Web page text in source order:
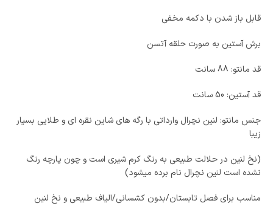
قابل باز شدن با دکمه مخفی
برش آستین به صورت حلقه آتسن
قد مانتو: 88 سانت
قد آستین: 50 سانت
جنس مانتو: لنین نچرال وارداتی با رگه های شاین نقره ای و طلایی بسیار
زیبا
(نخ لنین در حلالت طبیعی به رنگ کرم شیری است و چون پارچه رنگ
نشده است لنین نچرال نام برده میشود)
مناسب برای فصل تابستان/بدون کشسانی/الیاف طبیعی و نخ لنین